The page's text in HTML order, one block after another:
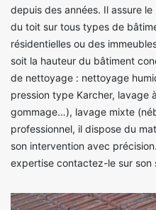
depuis des années. Il assure
du toit sur tous types de
résidentielles ou des
soit la hauteur du bâtiment
de nettoyage : nettoyage
pression type Karcher, lavage
gommage…), lavage mixte
professionnel, il dispose du
son intervention avec
expertise contactez-le sur son